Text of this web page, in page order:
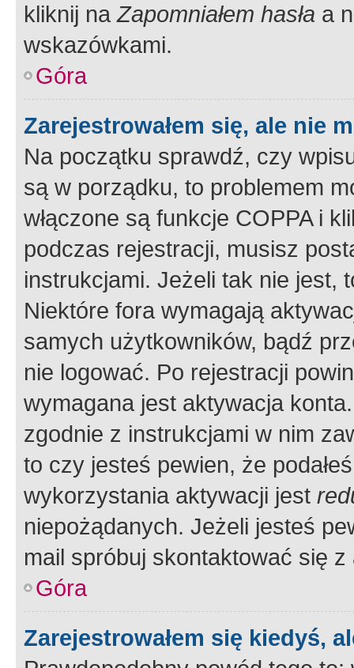
kliknij naZapomniałem hasła a
wskazówkami.
Góra
Zarejestrowałem się, ale nie
Na początku sprawdź, czy
są w porządku, to problemem
włączone są funkcje COPPA i
podczas rejestracji, musisz
instrukcjami. Jeżeli tak nie jest,
Niektóre fora wymagają
samych użytkowników, bądź
nie logować. Po rejestracji
wymagana jest aktywacja
zgodnie z instrukcjami w nim
to czy jesteś pewien, że
wykorzystania aktywacji jest
niepożądanych. Jeżeli jesteś
mail spróbuj skontaktować się
Góra
Zarejestrowałem się kiedyś,